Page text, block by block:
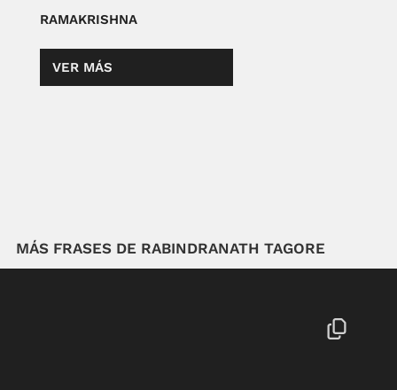
RAMAKRISHNA
VER MÁS
MÁS FRASES DE RABINDRANATH TAGORE